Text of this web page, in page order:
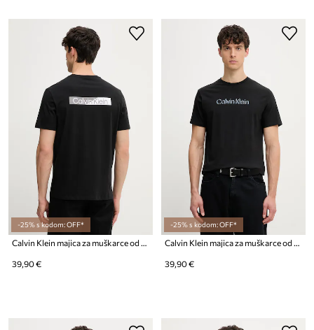
-25% s kodom: OFF*
Calvin Klein majica za muškarce od pamuka
39,90 €
-25% s kodom: OFF*
Calvin Klein majica za muškarce od pamuka
39,90 €